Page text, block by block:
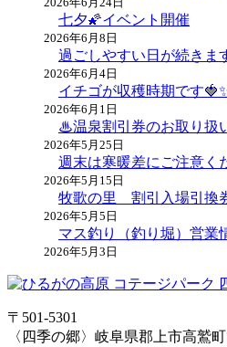
七夕🌠イベント開催
2026年6月8日
過ごしやすい日が続きま
2026年6月4日
イチゴが収穫時期です
2026年6月1日
♨温泉割引券のお取り扱
2026年5月25日
週末は寒暖差にご注意く
2026年5月15日
牧歌の里 割引入場引換
2026年5月5日
マス釣り（釣り堀）営業
2026年5月3日
〒501-5301
〈四季の郷〉岐阜県郡上市高鷲